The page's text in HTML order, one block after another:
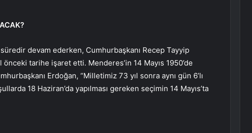
devam ederken, Cumhurbaşkanı Recep Tayyip
önceki tarihe işaret etti. Menderes’in 14 Mayıs 1950’de
Erdoğan, “Milletimiz 73 yıl sonra aynı gün 6’lı
18 Haziran’da yapılması gereken seçimin 14 Mayıs’ta